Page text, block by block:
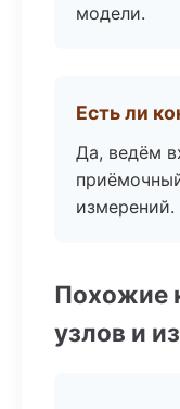
модели.
Есть ли
Да, ведём
измерений.
Похожие
узлов и